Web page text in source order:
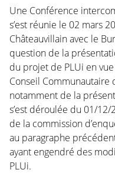
Une Conférence
s’est réunie le 02 mars
Châteauvillain avec le
question de la
du projet de PLUi en
Conseil Communautaire
notamment de la
s’est déroulée du 01/
de la commission
au paragraphe
ayant engendré des
PLUi.